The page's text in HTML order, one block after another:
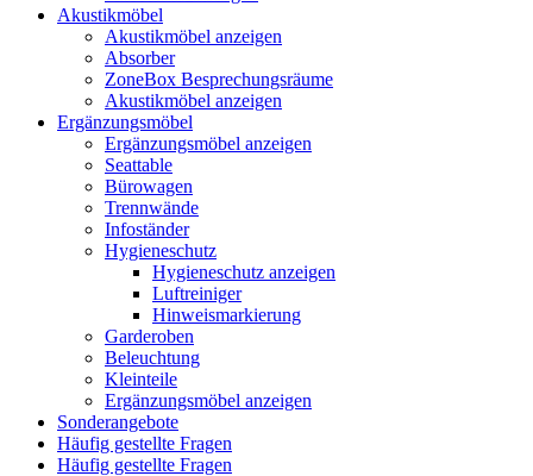
Akustikmöbel
Akustikmöbel anzeigen
Absorber
ZoneBox Besprechungsräume
Akustikmöbel anzeigen
Ergänzungsmöbel
Ergänzungsmöbel anzeigen
Seattable
Bürowagen
Trennwände
Infoständer
Hygieneschutz
Hygieneschutz anzeigen
Luftreiniger
Hinweismarkierung
Garderoben
Beleuchtung
Kleinteile
Ergänzungsmöbel anzeigen
Sonderangebote
Häufig gestellte Fragen
Häufig gestellte Fragen